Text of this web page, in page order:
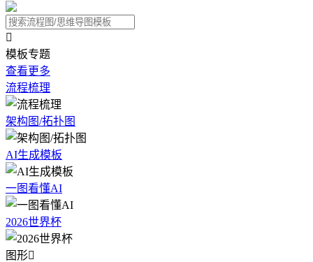

模板专题
查看更多
流程梳理
架构图/拓扑图
AI生成模板
一图看懂AI
2026世界杯
图形